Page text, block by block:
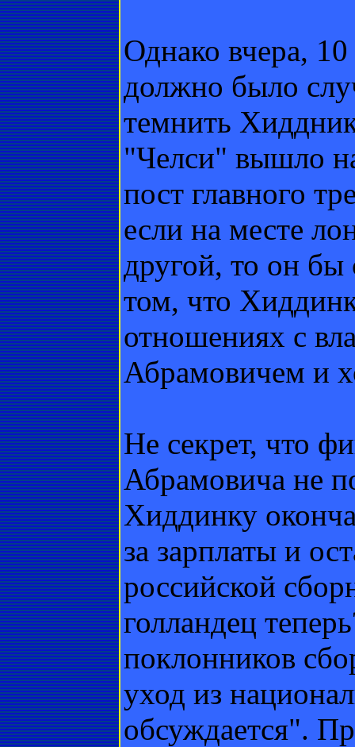
Однако вчера,
должно было
темнить
"Челси" вышло
пост главного
если на месте
другой, то он бы
том, что
отношениях с
Абрамовичем и
Не секрет, что
Абрамовича не
Хиддинку
за зарплаты и
российской
голландец
поклонников
уход из
обсуждается".